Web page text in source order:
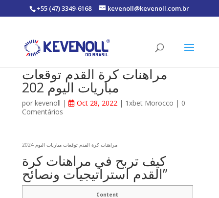
+55 (47) 3349-6168 kevenoll@kevenoll.com.br
مراهنات كرة القدم توقعات
مباريات اليوم 202
por kevenoll | Oct 28, 2022| 1xbet Morocco | 0
Comentários
مراهنات كرة القدم توقعات مباريات اليوم 2024
كيف تربح في مراهنات كرة
القدم استراتيجيات ونصائح”
Content